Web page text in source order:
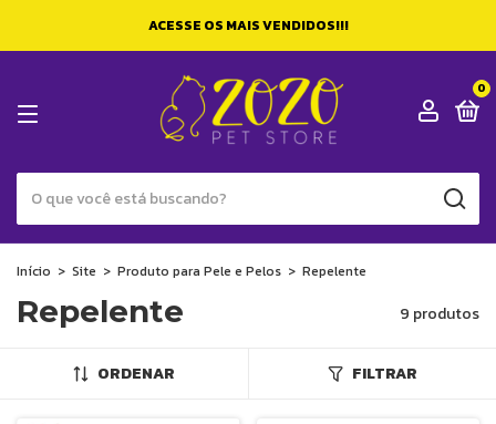
ACESSE OS MAIS VENDIDOS!!!
0
Início > Site > Produto para Pele e Pelos > Repelente
Repelente 9 produtos
ORDENAR FILTRAR